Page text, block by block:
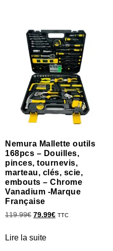
Nemura Mallette outils
168pcs – Douilles,
pinces, tournevis,
marteau, clés, scie,
embouts – Chrome
Vanadium -Marque
Française
119.99€ 79.99€ TTC
Lire la suite